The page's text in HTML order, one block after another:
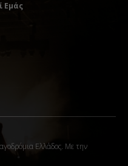
Εμάς
Ελλάδος. Με την